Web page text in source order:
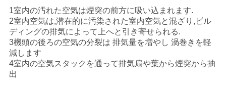
ニ
ュ
ー
ス
1室内の汚れた空気は煙突の前方に吸い込まれます.
2室内空気は,潜在的に汚染された室内空気と混ざり,ビル
ディングの排気によって上へと引き寄せられる.
3機頭の後ろの空気の分裂は 排気量を増やし 渦巻きを軽
減します
4室内の空気スタックを通って排気扇や葉から煙突から抽
出